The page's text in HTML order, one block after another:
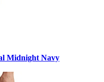
Midnight Navy